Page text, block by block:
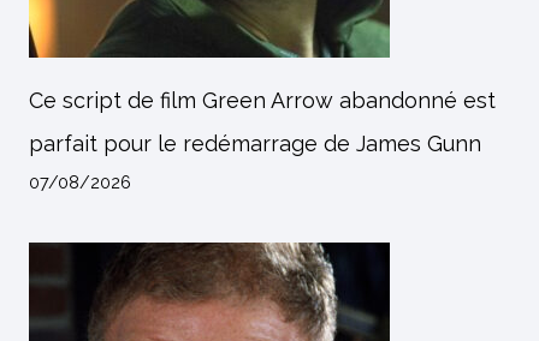
Ce script de film Green Arrow abandonné est
parfait pour le redémarrage de James Gunn
07/08/2026